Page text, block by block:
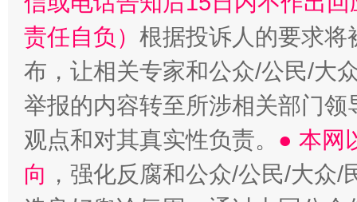
责任自负） 根据投诉人的要求将
布，让相关专家和公众/公民/大
举报的内容转至所涉相关部门
观点和对其真实性负责。 ● 本网
向 ，强化反腐和公众/公民/大众